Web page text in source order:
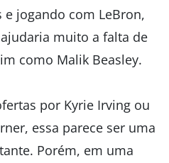
e jogando com LeBron,
muito a falta de
como Malik Beasley.
por Kyrie Irving ou
essa parece ser uma
Porém, em uma